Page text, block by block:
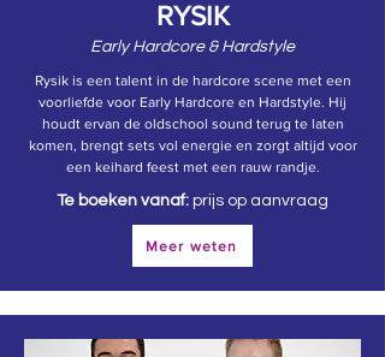
RYSIK
Early Hardcore & Hardstyle
Rysik is een talent in de hardcore scene met een
voorliefde voor Early Hardcore en Hardstyle. Hij
houdt ervan de oldschool sound terug te laten
komen, brengt sets vol energie en zorgt altijd voor
een keihard feest met een rauw randje.
Te boeken vanaf: prijs op aanvraag
Meer weten